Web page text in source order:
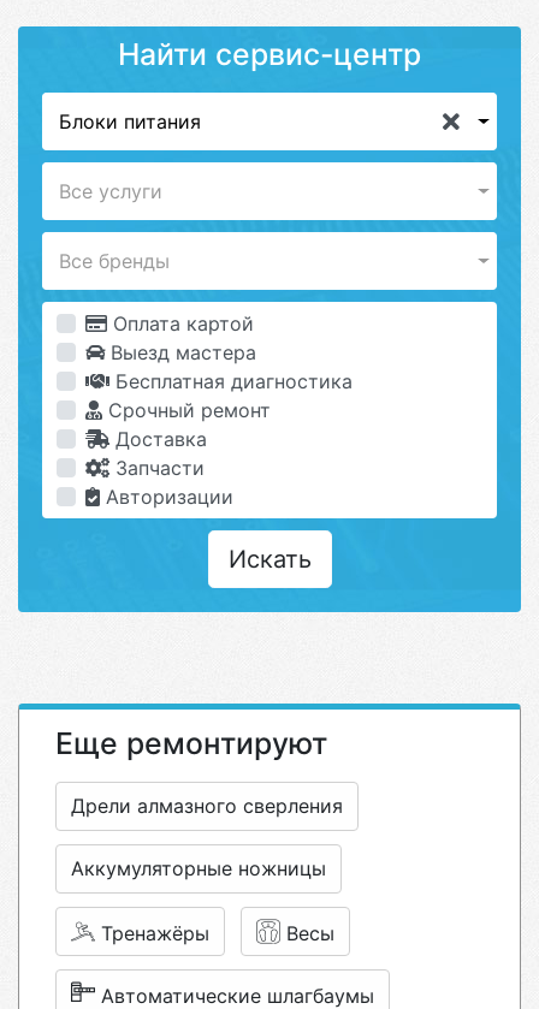
Найти сервис-центр
Блоки питания
Все услуги
Все бренды
Оплата картой
Выезд мастера
Бесплатная диагностика
Срочный ремонт
Доставка
Запчасти
Авторизации
Искать
Еще ремонтируют
Дрели алмазного сверления
Аккумуляторные ножницы
Тренажёры Весы
Автоматические шлагбаумы